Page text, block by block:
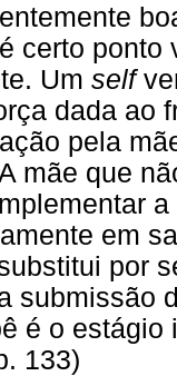
certo
Um self
dada ao
pela
mãe que
em
por
submissão
é o
133)